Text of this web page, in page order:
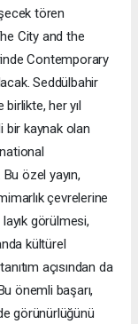
tören
City and the
Contemporary
Seddülbahir
her yıl
bir kaynak olan
özel yayın,
çevrelerine
layık görülmesi,
kültürel
açısından da
önemli başarı,
görünürlüğünü